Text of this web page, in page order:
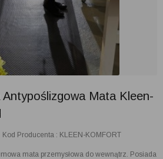
Mata Kleen-
Kod Producenta : KLEEN-KOMFORT
mata przemysłowa do wewnątrz. Posiada